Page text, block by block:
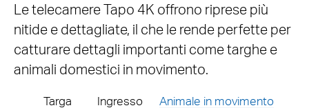
Le telecamere Tapo 4K offrono riprese più
nitide e dettagliate, il che le rende perfette per
catturare dettagli importanti come targhe e
animali domestici in movimento.
Targa Ingresso Animale in movimento